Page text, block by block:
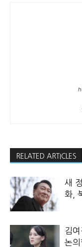
RELATED ARTICLES
새
화,
김
논의